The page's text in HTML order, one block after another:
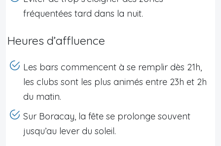
fréquentées tard dans la nuit.
Heures d’affluence
Les bars commencent à se remplir dès 21h,
les clubs sont les plus animés entre 23h et 2h
du matin.
Sur Boracay, la fête se prolonge souvent
jusqu’au lever du soleil.